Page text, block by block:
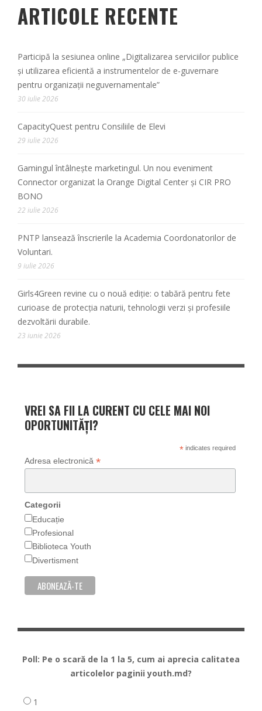
ARTICOLE RECENTE
Participă la sesiunea online „Digitalizarea serviciilor publice
și utilizarea eficientă a instrumentelor de e-guvernare
pentru organizații neguvernamentale”
30 iulie 2026
CapacityQuest pentru Consiliile de Elevi
29 iulie 2026
Gamingul întâlnește marketingul. Un nou eveniment
Connector organizat la Orange Digital Center și CIR PRO
BONO
22 iulie 2026
PNTP lansează înscrierile la Academia Coordonatorilor de
Voluntari.
9 iulie 2026
Girls4Green revine cu o nouă ediție: o tabără pentru fete
curioase de protecția naturii, tehnologii verzi și profesiile
dezvoltării durabile.
23 iunie 2026
VREI SA FII LA CURENT CU CELE MAI NOI
OPORTUNITĂȚI?
*indicates required
Adresa electronică *
Categorii
Educație
Profesional
Biblioteca Youth
Divertisment
Poll: Pe o scară de la 1 la 5, cum ai aprecia calitatea
articolelor paginii youth.md?
1